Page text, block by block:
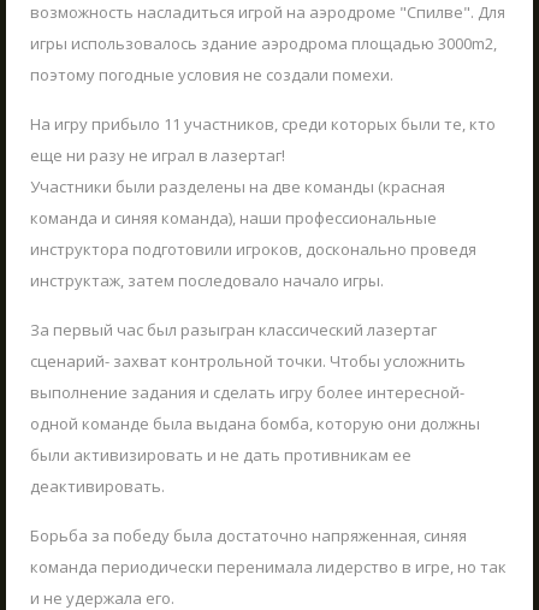
возможность насладиться игрой на аэродроме "Спилве". Для
игры использовалось здание аэродрома площадью 3000m2,
поэтому погодные условия не создали помехи.
На игру прибыло 11 участников, среди которых были те, кто
еще ни разу не играл в лазертаг!
Участники были разделены на две команды (красная
команда и синяя команда), наши профессиональные
инструктора подготовили игроков, досконально проведя
инструктаж, затем последовало начало игры.
За первый час был разыгран классический лазертаг
сценарий- захват контрольной точки. Чтобы усложнить
выполнение задания и сделать игру более интересной-
одной команде была выдана бомба, которую они должны
были активизировать и не дать противникам ее
деактивировать.
Борьба за победу была достаточно напряженная, синяя
команда периодически перенимала лидерство в игре, но так
и не удержала его.
АРЕНЫ
АРСЕНАЛ
НОВОСТИ
КОНТАКТЫ
Лабиринт "МИНОТАВР"
Экшн-квест "БУНКЕР"!
Школьные экскурсии
Выездная Лазертаг игра
ЖДЁМ ВАС В ГОСТИ!
03.06.2025
В Сигулде любителей активного отдыха ждет
индивидуального отдыха, так и для
групповых мероприятий, включая
другие торжества.ЧИТАТЬ
ЗАКРЫТЬ
ОТПРАВИТЬ